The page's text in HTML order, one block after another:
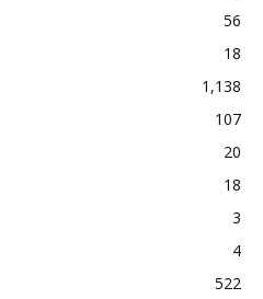
56
18
1,138
107
20
18
3
4
522